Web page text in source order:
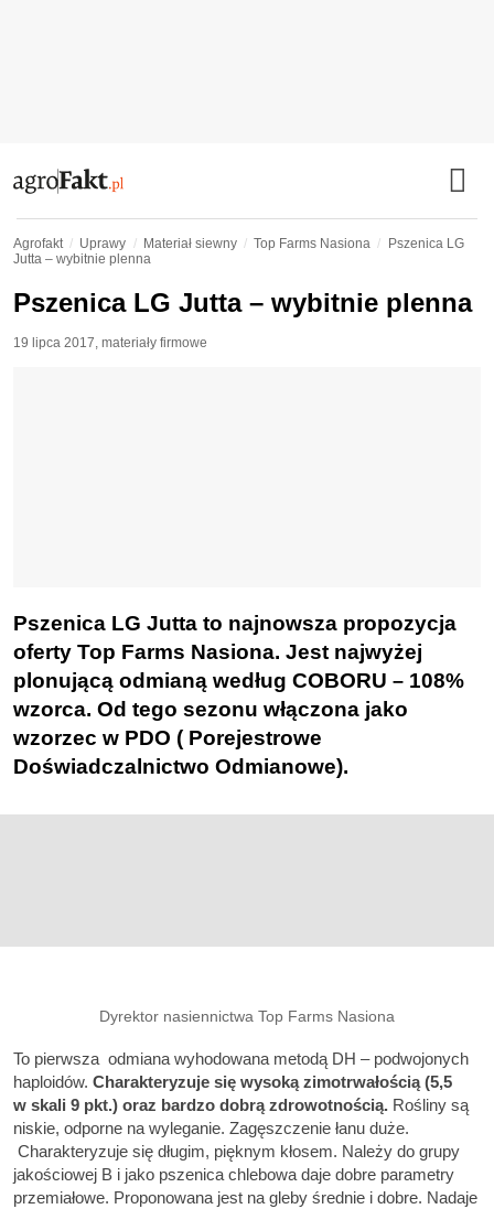
Agrofakt Uprawy Materiał siewny Top Farms Nasiona
Pszenica LG
Jutta – wybitnie plenna
Pszenica LG Jutta – wybitnie plenna
19 lipca 2017, materiały firmowe
Pszenica LG Jutta to najnowsza propozycja
oferty Top Farms Nasiona. Jest najwyżej
plonującą odmianą według COBORU – 108%
wzorca. Od tego sezonu włączona jako
wzorzec w PDO ( Porejestrowe
Doświadczalnictwo Odmianowe).
Dyrektor nasiennictwa Top Farms Nasiona
To pierwsza odmiana wyhodowana metodą DH – podwojonych
haploidów. Charakteryzuje się wysoką zimotrwałością (5,5
w skali 9 pkt.) oraz bardzo dobrą zdrowotnością. Rośliny są
niskie, odporne na wyleganie. Zagęszczenie łanu duże.
Charakteryzuje się długim, pięknym kłosem. Należy do grupy
jakościowej B i jako pszenica chlebowa daje dobre parametry
przemiałowe. Proponowana jest na gleby średnie i dobre. Nadaje